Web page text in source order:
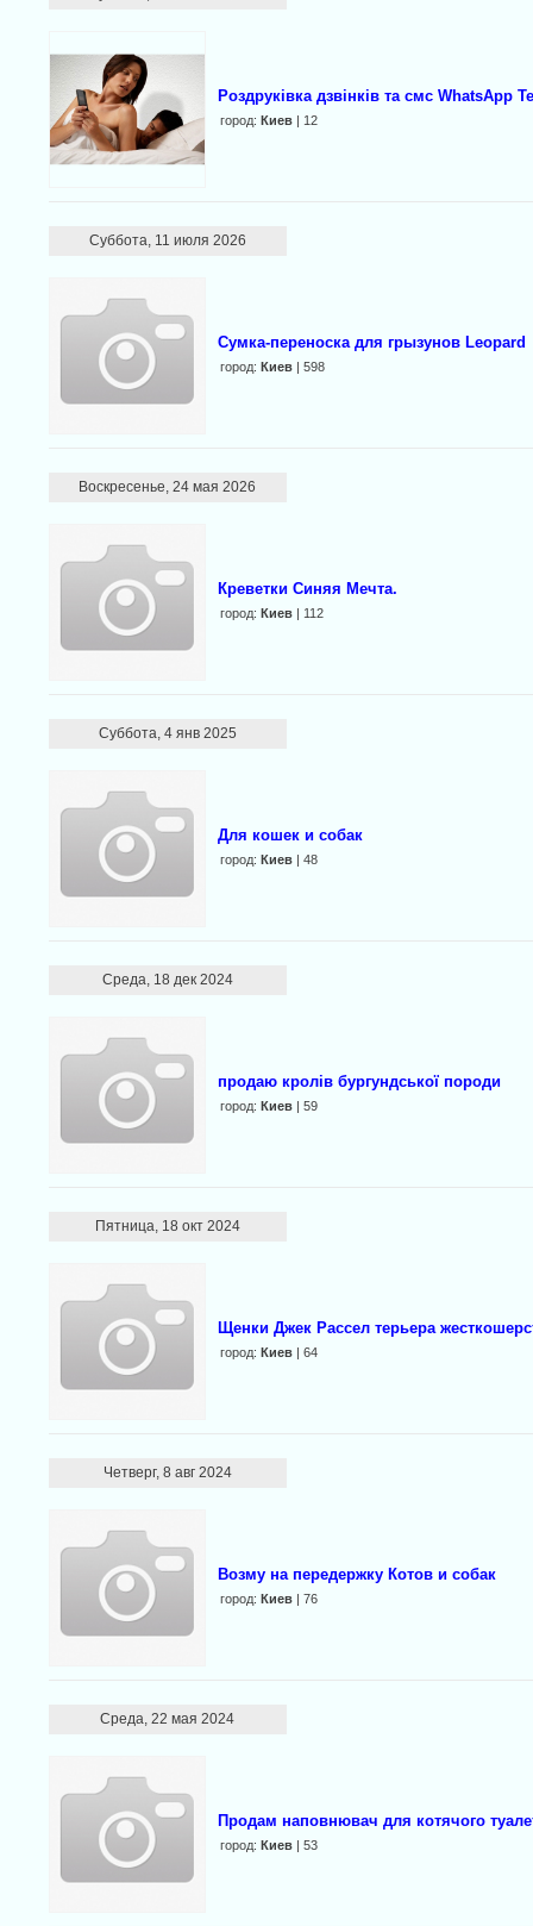
Роздруківка дзвінків та смс WhatsApp
город: Киев| 12
Суббота, 11 июля 2026
Сумка-переноска для грызунов Leopard
город: Киев| 598
Воскресенье, 24 мая 2026
Креветки Синяя Мечта.
город: Киев| 112
Суббота, 4 янв 2025
Для кошек и собак
город: Киев| 48
Среда, 18 дек 2024
продаю кролів бургундської породи
город: Киев| 59
Пятница, 18 окт 2024
Щенки Джек Рассел терьера
город: Киев| 64
Четверг, 8 авг 2024
Возму на передержку Котов и собак
город: Киев| 76
Среда, 22 мая 2024
Продам наповнювач для котячого
город: Киев| 53